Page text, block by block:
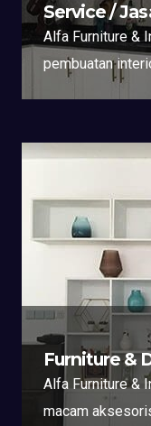
Service /
Alfa Furniture &
pembuatan
Furniture &
Alfa Furniture &
macam